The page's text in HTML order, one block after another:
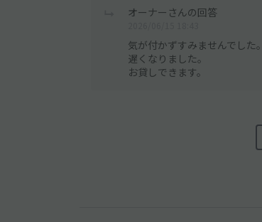
オーナーさんの回答
気が付かずすみませんでした。
遅くなりました。
お貸しできます。